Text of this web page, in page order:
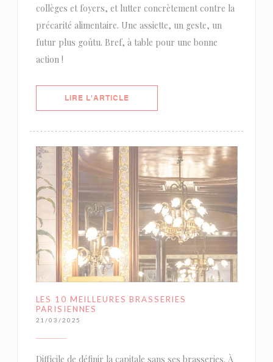
collèges et foyers, et lutter concrètement contre la
précarité alimentaire. Une assiette, un geste, un
futur plus goûtu. Bref, à table pour une bonne
action !
LIRE L'ARTICLE((OUVRE UNE NOUVELLE
LES 10 MEILLEURES BRASSERIES
PARISIENNES
21/03/2025
Difficile de définir la capitale sans ses brasseries. À